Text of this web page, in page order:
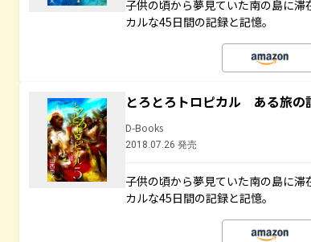
子供の頃から夢見ていた南の島に
カルな45日間の記録と記憶。
とろとろトロピカル ある旅
D-Books
2018.07.26 発売
子供の頃から夢見ていた南の島に
カルな45日間の記録と記憶。